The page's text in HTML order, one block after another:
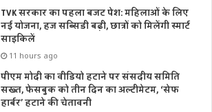
TVK सरकार का पहला बजट पेश: महिलाओं के लिए
नई योजना, हज सब्सिडी बढ़ी, छात्रों को मिलेंगी स्मार्ट
साइकिलें
11 hours ago
पीएम मोदी का वीडियो हटाने पर संसदीय समिति
सख्त, फेसबुक को तीन दिन का अल्टीमेटम, ‘सेफ
हार्बर’ हटाने की चेतावनी